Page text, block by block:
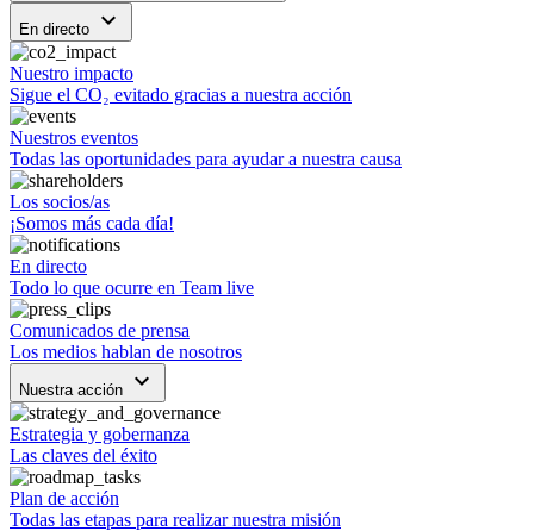
En directo keyboard_arrow_down
Nuestro impacto
Sigue el CO₂ evitado gracias a nuestra acción
Nuestros eventos
Todas las oportunidades para ayudar a nuestra causa
Los socios/as
¡Somos más cada día!
En directo
Todo lo que ocurre en Team live
Comunicados de prensa
Los medios hablan de nosotros
Nuestra acción keyboard_arrow_down
Estrategia y gobernanza
Las claves del éxito
Plan de acción
Todas las etapas para realizar nuestra misión